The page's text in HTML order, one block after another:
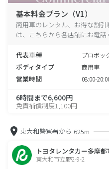
基本料金プラン（V1）
商用車のレンタル、お得な割
は、こちらから各店舗にお電話
代表車種 プロボッ
ボディタイプ 商用車
営業時間 08:00-
6時間まで6,600円
免責補償制度1,100円
東大和警察署から 625m
トヨタレンタカー多摩
東大和市立野2-9-2